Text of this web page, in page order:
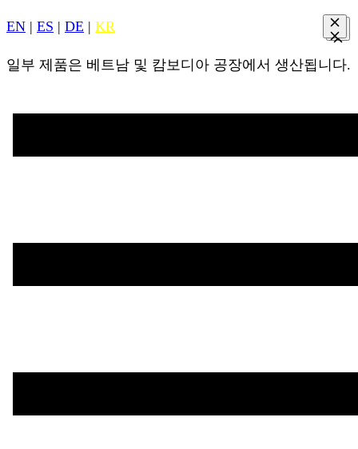
EN | ES | DE | KR
일부 제품은 베트남 및 캄보디아 공장에서 생산됩니다.